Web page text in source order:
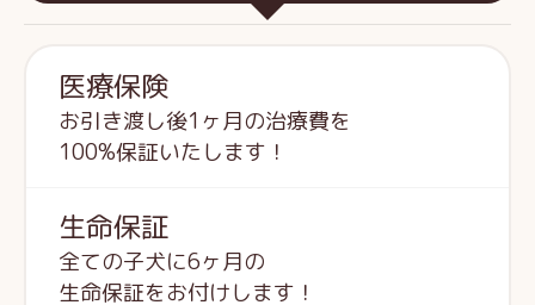
医療保険
お引き渡し後1ヶ月の治療費を
100%保証いたします！
生命保証
全ての子犬に6ヶ月の
生命保証をお付けします！